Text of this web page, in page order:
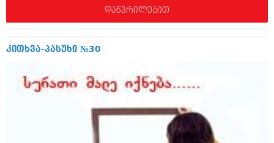
ივნისი 2010 (685)
აპრილი 2010 (229)
თებერვალი 2010 (421)
დეკემბერი 2009 (510)
ნოემბერი 2009 (308)
სექტემბერი 2009 (541)
აგვისტო 2009 (14)
დაწვრილებით
კითხვა-პასუხი №30